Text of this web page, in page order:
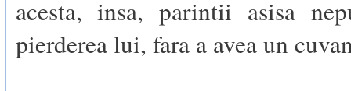
acesta, insa, parintii asisa
pierderea lui, fara a avea un